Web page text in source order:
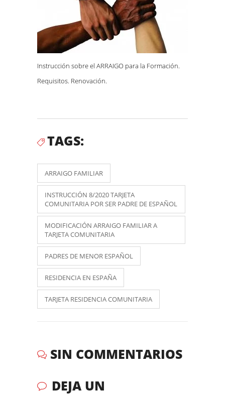
Instrucción sobre el ARRAIGO para la Formación.
Requisitos. Renovación.
TAGS:
ARRAIGO FAMILIAR
INSTRUCCIÓN 8/2020 TARJETA
COMUNITARIA POR SER PADRE DE ESPAÑOL
MODIFICACIÓN ARRAIGO FAMILIAR A
TARJETA COMUNITARIA
PADRES DE MENOR ESPAÑOL
RESIDENCIA EN ESPAÑA
TARJETA RESIDENCIA COMUNITARIA
SIN COMMENTARIOS
DEJA UN